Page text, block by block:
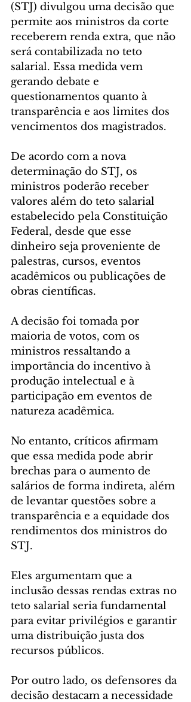
(STJ) divulgou uma decisão que
permite aos ministros da corte
receberem renda extra, que não
será contabilizada no teto
salarial. Essa medida vem
gerando debate e
questionamentos quanto à
transparência e aos limites dos
vencimentos dos magistrados.
De acordo com a nova
determinação do STJ, os
ministros poderão receber
valores além do teto salarial
estabelecido pela Constituição
Federal, desde que esse
dinheiro seja proveniente de
palestras, cursos, eventos
acadêmicos ou publicações de
obras científicas.
A decisão foi tomada por
maioria de votos, com os
ministros ressaltando a
importância do incentivo à
produção intelectual e à
participação em eventos de
natureza acadêmica.
No entanto, críticos afirmam
que essa medida pode abrir
brechas para o aumento de
salários de forma indireta, além
de levantar questões sobre a
transparência e a equidade dos
rendimentos dos ministros do
STJ.
Eles argumentam que a
inclusão dessas rendas extras no
teto salarial seria fundamental
para evitar privilégios e garantir
uma distribuição justa dos
recursos públicos.
Por outro lado, os defensores da
decisão destacam a necessidade